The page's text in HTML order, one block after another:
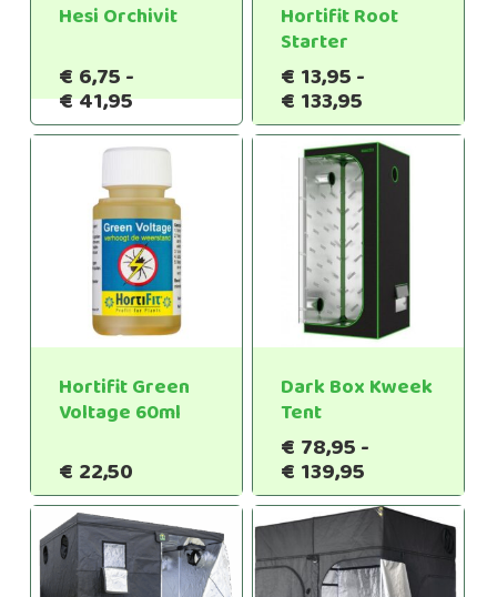
Hesi Orchivit
€ 6,75-
€41,95Prijsklasse:
€6,75
tot
Hortifit Root
Starter
€ 13,95-
€ 133,95
€13,95
tot
€133,95
Hortifit Green
Voltage 60ml
€ 22,50
Dark Box Kweek
Tent
€ 78,95-
€ 139,95
€78,95
tot
€139,95